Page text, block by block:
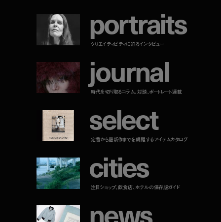
portraits
クリエイティビティに迫るインタビュー
journal
時代を切り取るコラム、対談、ポートレート連載
select
定番から最新作までを網羅するアイテムカタログ
cities
注目ショップ、飲食店、ホテルの保存版ガイド
news